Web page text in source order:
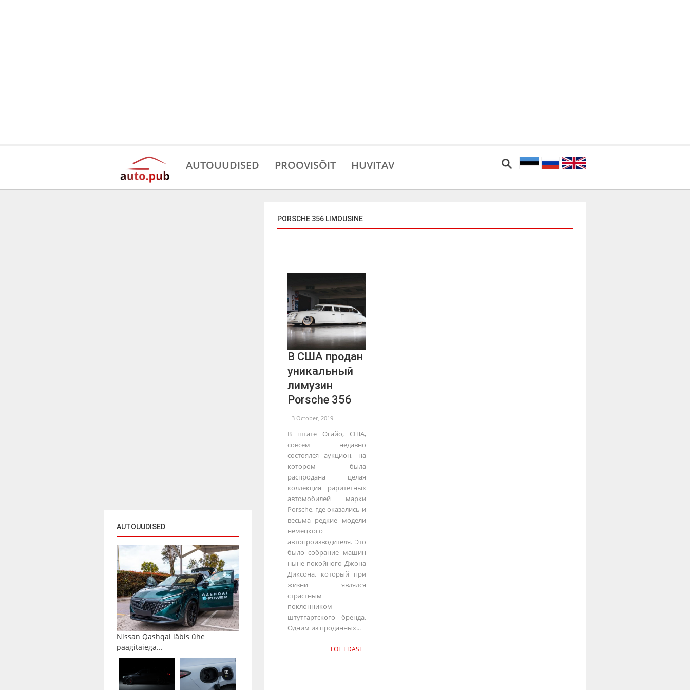
AUTOUUDISED PROOVISÕIT HUVITAV
AUTOUUDISED
Nissan Qashqai läbis ühe
paagitäiega...
PORSCHE 356 LIMOUSINE
В США продан
уникальный
лимузин
Porsche 356
3 October, 2019
В штате Огайо, США,
совсем недавно
состоялся аукцион, на
котором была
распродана целая
коллекция раритетных
автомобилей марки
Porsche, где оказались и
весьма редкие модели
немецкого
автопроизводителя. Это
было собрание машин
ныне покойного Джона
Диксона, который при
жизни являлся
страстным
поклонником
штутгартского бренда.
Одним из проданных...
LOE EDASI